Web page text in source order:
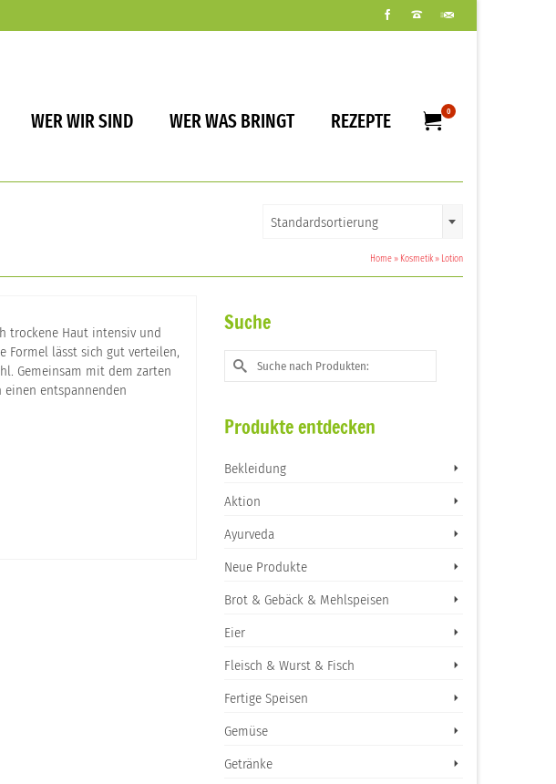
WER WIR SIND WER WAS BRINGT REZEPTE 0
Standardsortierung
Home » Kosmetik » Lotion
trockene Haut intensiv und
Formel lässt sich gut verteilen,
Gemeinsam mit dem zarten
entspannenden
Suche
Suche
nach:
Produkte entdecken
Bekleidung
Aktion
Ayurveda
Neue Produkte
Brot & Gebäck & Mehlspeisen
Eier
Fleisch & Wurst & Fisch
Fertige Speisen
Gemüse
Getränke